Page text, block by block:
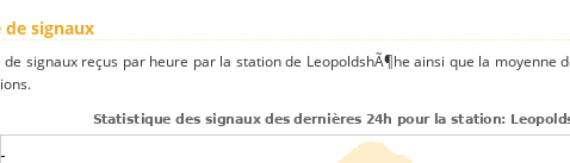
signaux
de signaux reçus par heure par la station de LeopoldshÃ¶he ainsi que la moyenne